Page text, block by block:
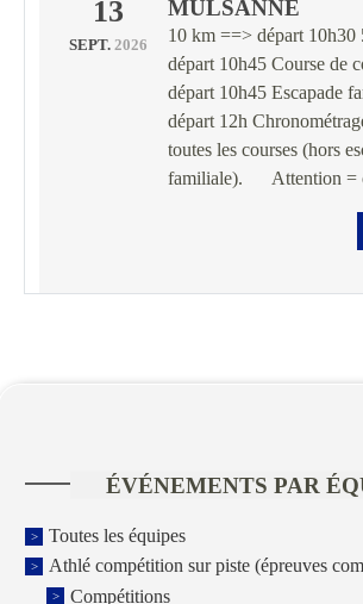
13
SEPT. 2026
MULSANNE
10 km ==> départ 10h30
départ 10h45 Course de
départ 10h45 Escapade
départ 12h
toutes les courses (hors
familiale). Attention =
ÉVÉNEMENTS PAR
Toutes les équipes
Athlé compétition sur piste (épreuves
Compétitions